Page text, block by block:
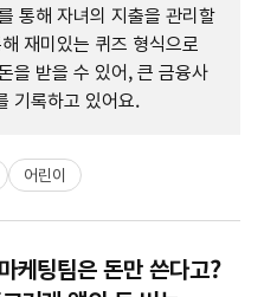
통해 자녀의 지출을 관리할
재미있는 퀴즈 형식으로
을 받을 수 있어, 큰 금융사
기록하고 있어요.
어린이
케팅팀은 돈만 쓴다고?